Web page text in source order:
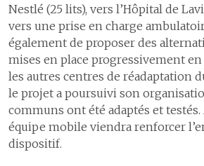
Nestlé (25 lits), vers l’Hôpital de
vers une prise en charge
également de proposer des
mises en place progressivement
les autres centres de réadaptation
le projet a poursuivi son
communs ont été adaptés et testés.
équipe mobile viendra renforcer
dispositif.